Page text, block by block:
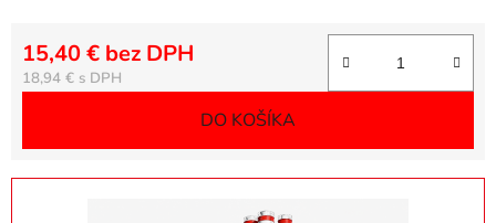
18,94 €
15,40 € bez DPH
DO KOŠÍKA